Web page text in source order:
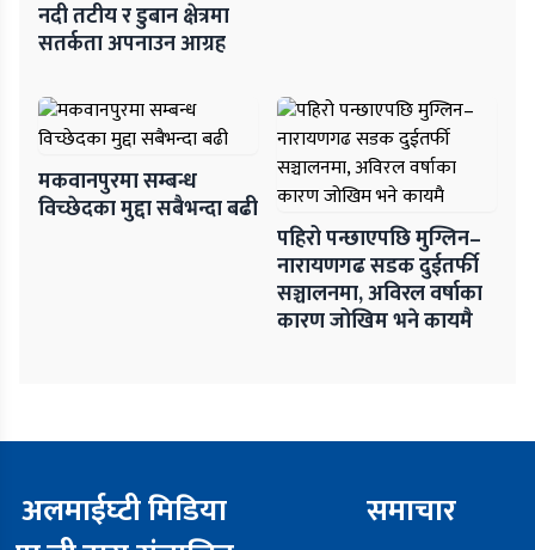
नदी तटीय र डुबान क्षेत्रमा
सतर्कता अपनाउन आग्रह
मकवानपुरमा सम्बन्ध
विच्छेदका मुद्दा सबैभन्दा बढी
पहिरो पन्छाएपछि मुग्लिन–
नारायणगढ सडक दुईतर्फी
सञ्चालनमा, अविरल वर्षाका
कारण जोखिम भने कायमै
अलमाईघ्टी मिडिया
समाचार